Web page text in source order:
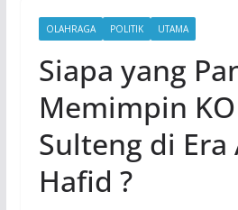
OLAHRAGA POLITIK UTAMA
Siapa yang
Memimpin
Sulteng di Era
Hafid ?